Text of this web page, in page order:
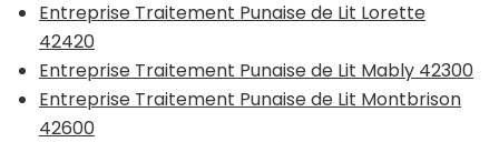
Entreprise Traitement Punaise de Lit Lorette
42420
Entreprise Traitement Punaise de Lit Mably 42300
Entreprise Traitement Punaise de Lit Montbrison
42600